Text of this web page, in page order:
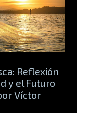
Reflexión
y el Futuro
Víctor